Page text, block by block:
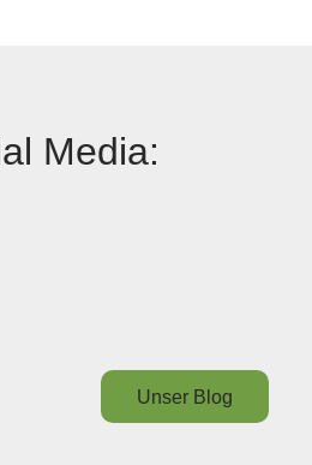
Media:
Unser Blog